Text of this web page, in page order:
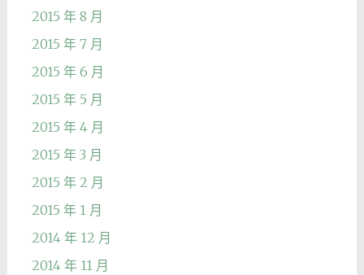
2015 年 8 月
2015 年 7 月
2015 年 6 月
2015 年 5 月
2015 年 4 月
2015 年 3 月
2015 年 2 月
2015 年 1 月
2014 年 12 月
2014 年 11 月